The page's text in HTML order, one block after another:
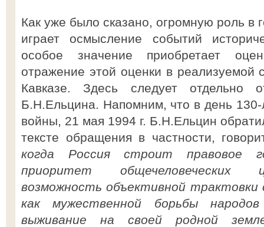
Как уже было сказано, огромную роль в
играет осмысление событий
особое значение приобретает
отражение этой оценки в реализуемой
Кавказе. Здесь следует отдельно
Б.Н.Ельцина. Напомним, что в день 130-
войны, 21 мая 1994 г. Б.Н.Ельцин
тексте обращения в частности,
когда Россия строит правовое
приоритет общечеловеческих
возможность объективной трактовки
как мужественной борьбы
выживание на своей родной